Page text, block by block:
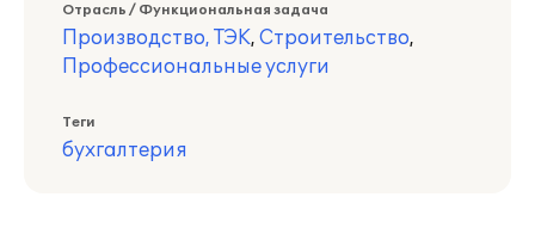
Отрасль / Функциональная задача
Производство, ТЭК, Строительство,
Профессиональные услуги
Теги
бухгалтерия